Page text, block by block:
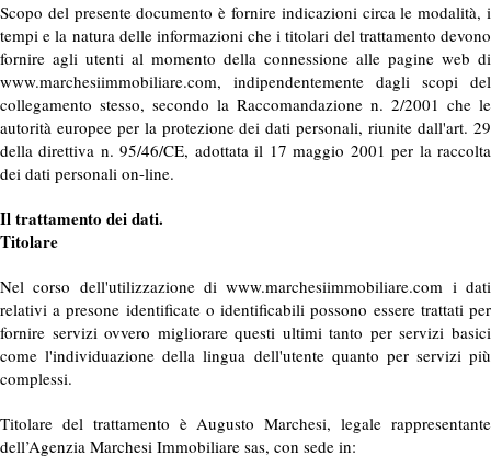
Scopo del presente documento è fornire indicazioni circa le modalità, i
tempi e la natura delle informazioni che i titolari del trattamento devono
fornire agli utenti al momento della connessione alle pagine web di
www.marchesiimmobiliare.com, indipendentemente dagli scopi del
collegamento stesso, secondo la Raccomandazione n. 2/2001 che le
autorità europee per la protezione dei dati personali, riunite dall'art. 29
della direttiva n. 95/46/CE, adottata il 17 maggio 2001 per la raccolta
dei dati personali on-line.
Il trattamento dei dati.
Titolare
Nel corso dell'utilizzazione di www.marchesiimmobiliare.com i dati
relativi a presone identificate o identificabili possono essere trattati per
fornire servizi ovvero migliorare questi ultimi tanto per servizi basici
come l'individuazione della lingua dell'utente quanto per servizi più
complessi.
Titolare del trattamento è Augusto Marchesi, legale rappresentante
dell’Agenzia Marchesi Immobiliare sas, con sede in: